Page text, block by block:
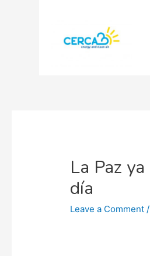
La Paz
día
Leave a Comment /